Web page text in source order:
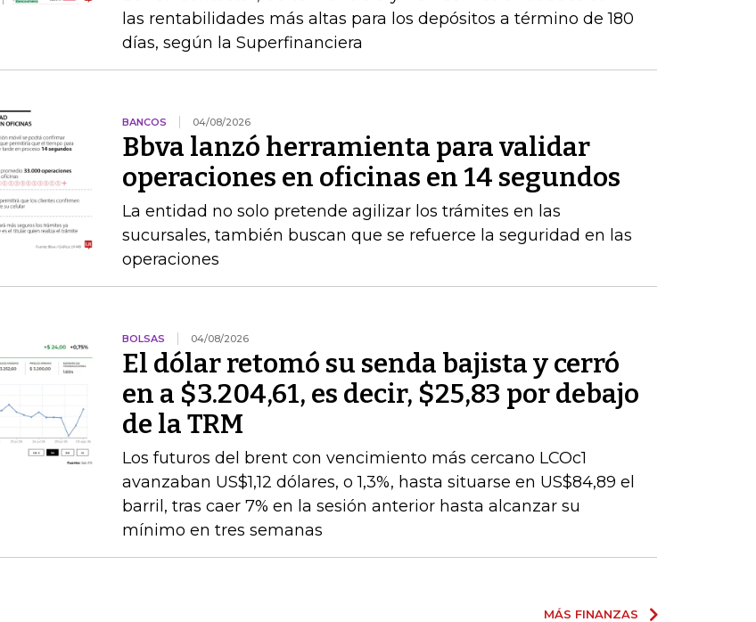
las rentabilidades más altas para los depósitos a término de 180
días, según la Superfinanciera
BANCOS 04/08/2026
Bbva lanzó herramienta para validar
operaciones en oficinas en 14 segundos
La entidad no solo pretende agilizar los trámites en las
sucursales, también buscan que se refuerce la seguridad en las
operaciones
BOLSAS 04/08/2026
El dólar retomó su senda bajista y cerró
en a $3.204,61, es decir, $25,83 por debajo
de la TRM
Los futuros del brent con vencimiento más cercano LCOc1
avanzaban US$1,12 dólares, o 1,3%, hasta situarse en US$84,89 el
barril, tras caer 7% en la sesión anterior hasta alcanzar su
mínimo en tres semanas
MÁS FINANZAS